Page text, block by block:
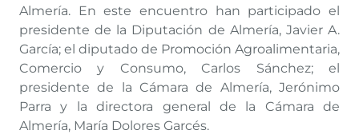
Almería. En este encuentro han participado el
presidente de la Diputación de Almería, Javier A.
García; el diputado de Promoción Agroalimentaria,
Comercio y Consumo, Carlos Sánchez; el
presidente de la Cámara de Almería, Jerónimo
Parra y la directora general de la Cámara de
Almería, María Dolores Garcés.